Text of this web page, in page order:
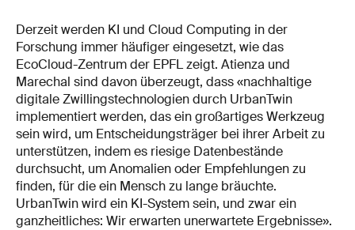
Derzeit werden KI und Cloud Computing in der
Forschung immer häufiger eingesetzt, wie das
EcoCloud-Zentrum der EPFL zeigt. Atienza und
Marechal sind davon überzeugt, dass «nachhaltige
digitale Zwillingstechnologien durch UrbanTwin
implementiert werden, das ein großartiges Werkzeug
sein wird, um Entscheidungsträger bei ihrer Arbeit zu
unterstützen, indem es riesige Datenbestände
durchsucht, um Anomalien oder Empfehlungen zu
finden, für die ein Mensch zu lange bräuchte.
UrbanTwin wird ein KI-System sein, und zwar ein
ganzheitliches: Wir erwarten unerwartete Ergebnisse».